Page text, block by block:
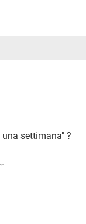
settimana" ?